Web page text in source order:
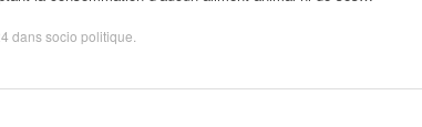
danssocio politique